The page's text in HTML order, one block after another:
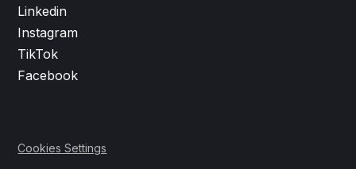
Linkedin
Instagram
TikTok
Facebook
Cookies Settings